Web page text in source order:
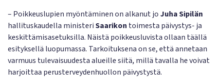
– Poikkeuslupien myöntäminen on alkanut jo Juha Sipilän
hallituskaudella ministeriSaarikon toimesta päivystys- ja
keskittämisasetuksilla. Näistä poikkeusluvista ollaan täällä
esityksellä luopumassa. Tarkoituksena on se, että annetaan
varmuus tulevaisuudesta alueille siitä, millä tavalla he voivat
harjoittaa perusterveydenhuollon päivystystä.